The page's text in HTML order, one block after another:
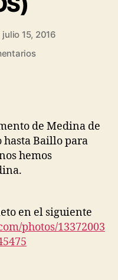
julio 15, 2016
de Medina de
hasta Baillo para
hemos
en el siguiente
photos/13372003